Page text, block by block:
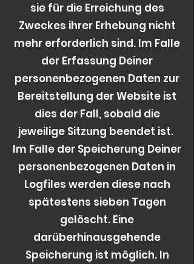
sie für die Erreichung des
Zweckes ihrer Erhebung nicht
mehr erforderlich sind. Im Falle
der Erfassung Deiner
personenbezogenen Daten zur
Bereitstellung der Website ist
dies der Fall, sobald die
jeweilige Sitzung beendet ist.
Im Falle der Speicherung Deiner
personenbezogenen Daten in
Logfiles werden diese nach
spätestens sieben Tagen
gelöscht. Eine
darüberhinausgehende
Speicherung ist möglich. In